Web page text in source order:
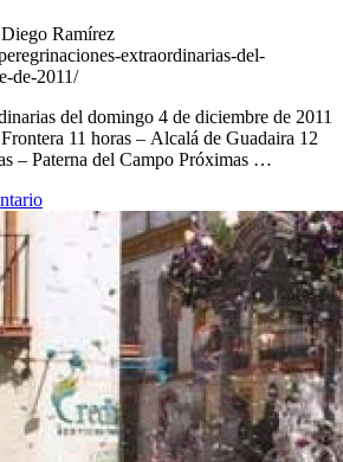
Diego Ramírez
extraordinarias-del-
de-2011/
del domingo 4 de diciembre de 2011
11 horas – Alcalá de Guadaira 12
– Paterna del Campo Próximas …